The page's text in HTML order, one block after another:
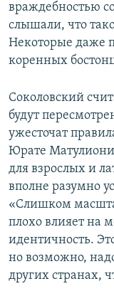
враждебностью
слышали, что
Некоторые даже
коренных
Соколовский
будут
ужесточат
Юрате
для взрослых и
вполне разумно
«Слишком
плохо влияет на
идентичность.
но возможно,
других странах,